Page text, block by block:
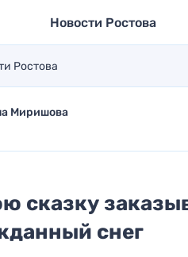
Новости Ростова
Ростова
Миришова
сказку
снег